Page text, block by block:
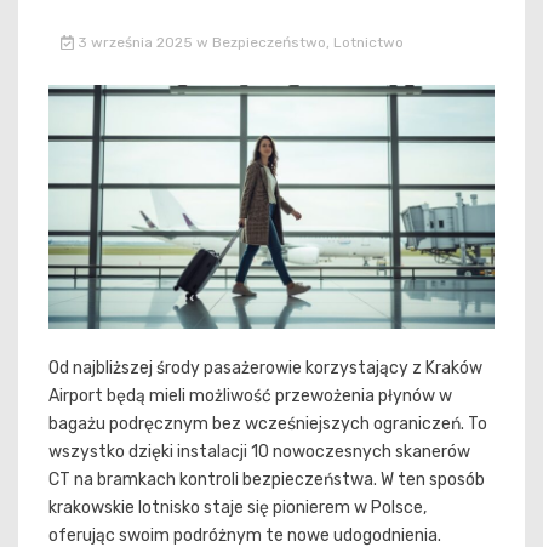
3 września 2025 w Bezpieczeństwo, Lotnictwo
Od najbliższej środy pasażerowie korzystający z Kraków
Airport będą mieli możliwość przewożenia płynów w
bagażu podręcznym bez wcześniejszych ograniczeń. To
wszystko dzięki instalacji 10 nowoczesnych skanerów
CT na bramkach kontroli bezpieczeństwa. W ten sposób
krakowskie lotnisko staje się pionierem w Polsce,
oferując swoim podróżnym te nowe udogodnienia.